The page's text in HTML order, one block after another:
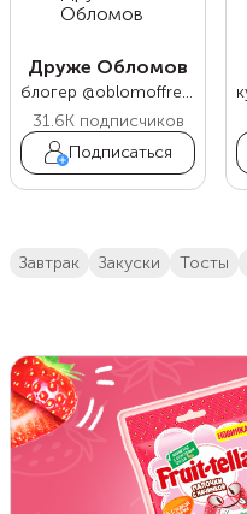
Друже Обломов
блогер @oblomoffrecipe
31.6Kподписчиков
Подписаться
завтрак закуски тосты